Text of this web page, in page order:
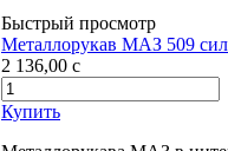
Быстрый просмотр
Металлорукав МАЗ 509
2 136,00 c
Купить